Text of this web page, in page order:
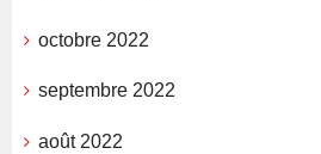
octobre 2022
septembre 2022
août 2022